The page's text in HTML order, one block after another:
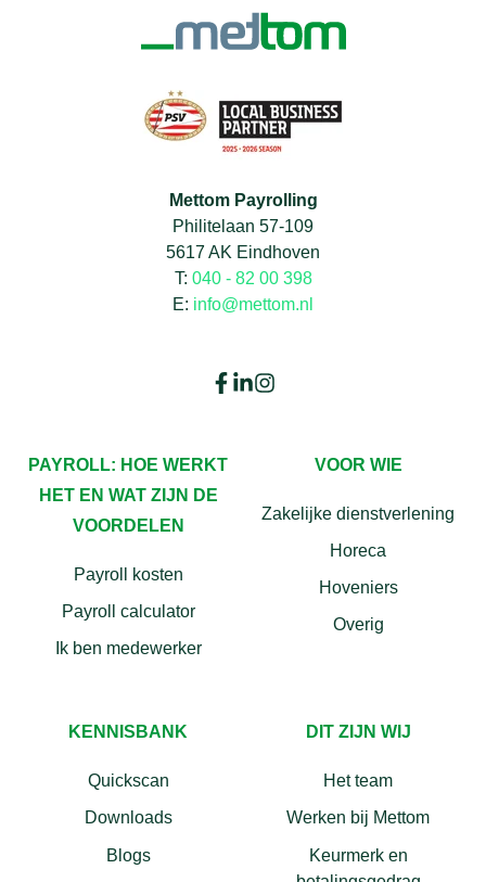
Mettom Payrolling
Philitelaan 57-109
5617 AK Eindhoven
T: 040 - 82 00 398
E: info@mettom.nl
PAYROLL: HOE WERKT
HET EN WAT ZIJN DE
VOORDELEN
Payroll kosten
Payroll calculator
Ik ben medewerker
VOOR WIE
Zakelijke dienstverlening
Horeca
Hoveniers
Overig
KENNISBANK
Quickscan
Downloads
Blogs
DIT ZIJN WIJ
Het team
Werken bij Mettom
Keurmerk en